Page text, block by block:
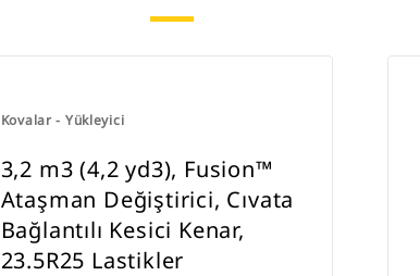
Kovalar - Yükleyici
3,2 m3 (4,2 yd3), Fusion™
Ataşman Değiştirici, Cıvata
Bağlantılı Kesici Kenar,
23.5R25 Lastikler